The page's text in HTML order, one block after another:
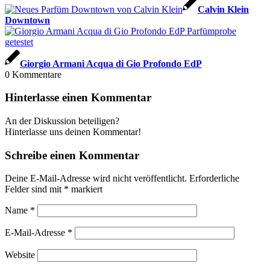
Calvin Klein
Downtown
Giorgio Armani Acqua di Gio Profondo EdP
0 Kommentare
Hinterlasse einen Kommentar
An der Diskussion beteiligen?
Hinterlasse uns deinen Kommentar!
Schreibe einen Kommentar
Deine E-Mail-Adresse wird nicht veröffentlicht. Erforderliche
Felder sind mit * markiert
Name *
E-Mail-Adresse *
Website